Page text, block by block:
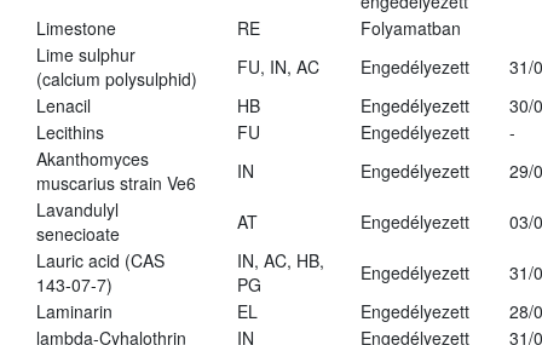
Limestone
RE
Folyamatban
Lime sulphur
(calcium polysulphid)
FU, IN, AC Engedélyezett
31/
Lenacil
HB Engedélyezett
30/
Lecithins
FU Engedélyezett
-
Akanthomyces
muscarius strain Ve6
IN Engedélyezett
29/
Lavandulyl
senecioate
AT Engedélyezett
03/
Lauric acid (CAS
143-07-7)
IN, AC, HB,
PG
Engedélyezett
31/
Laminarin
EL Engedélyezett
28/
lambda-Cyhalothrin
IN Engedélyezett
31/